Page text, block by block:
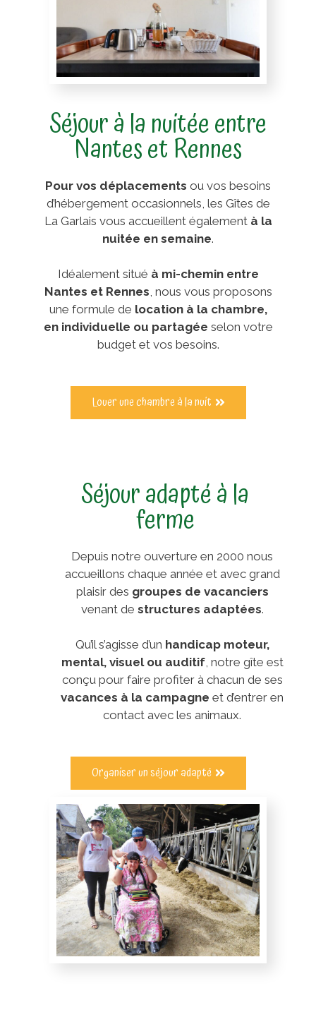
Séjour à la nuitée entre
Nantes et Rennes
Pour vos déplacements ou vos besoins
d’hébergement occasionnels, les Gîtes de
La Garlais vous accueillent également à la
nuitée en semaine.
Idéalement situé à mi-chemin entre
Nantes et Rennes, nous vous proposons
une formule de location à la chambre,
en individuelle ou partagée selon votre
budget et vos besoins.
Louer une chambre à la nuit
Séjour adapté à la
ferme
Depuis notre ouverture en 2000 nous
accueillons chaque année et avec grand
plaisir des groupes de vacanciers
venant de structures adaptées.
Qu’il s’agisse d’un handicap moteur,
mental, visuel ou auditif, notre gîte est
conçu pour faire profiter à chacun de ses
vacances à la campagne et d’entrer en
contact avec les animaux.
Organiser un séjour adapté